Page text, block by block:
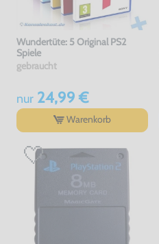
Wundertüte: 5 Original PS2
Spiele
gebraucht
nur24,99 €
Warenkorb